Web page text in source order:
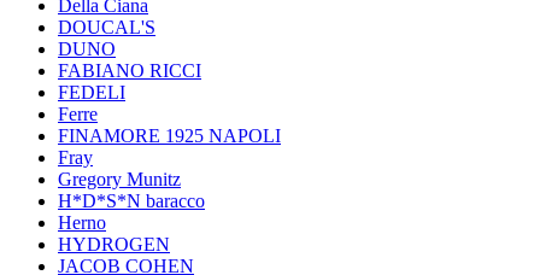
Della Ciana
DOUCAL'S
DUNO
FABIANO RICCI
FEDELI
Ferre
FINAMORE 1925 NAPOLI
Fray
Gregory Munitz
H*D*S*N baracco
Herno
HYDROGEN
JACOB COHEN